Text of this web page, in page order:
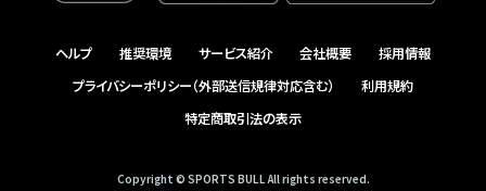
ヘルプ 推奨環境 サービス紹介 会社概要
採用情報
プライバシーポリシー（外部送信規律対応含む）
利用規約
特定商取引法の表示
Copyright © SPORTS BULL All rights reserved.